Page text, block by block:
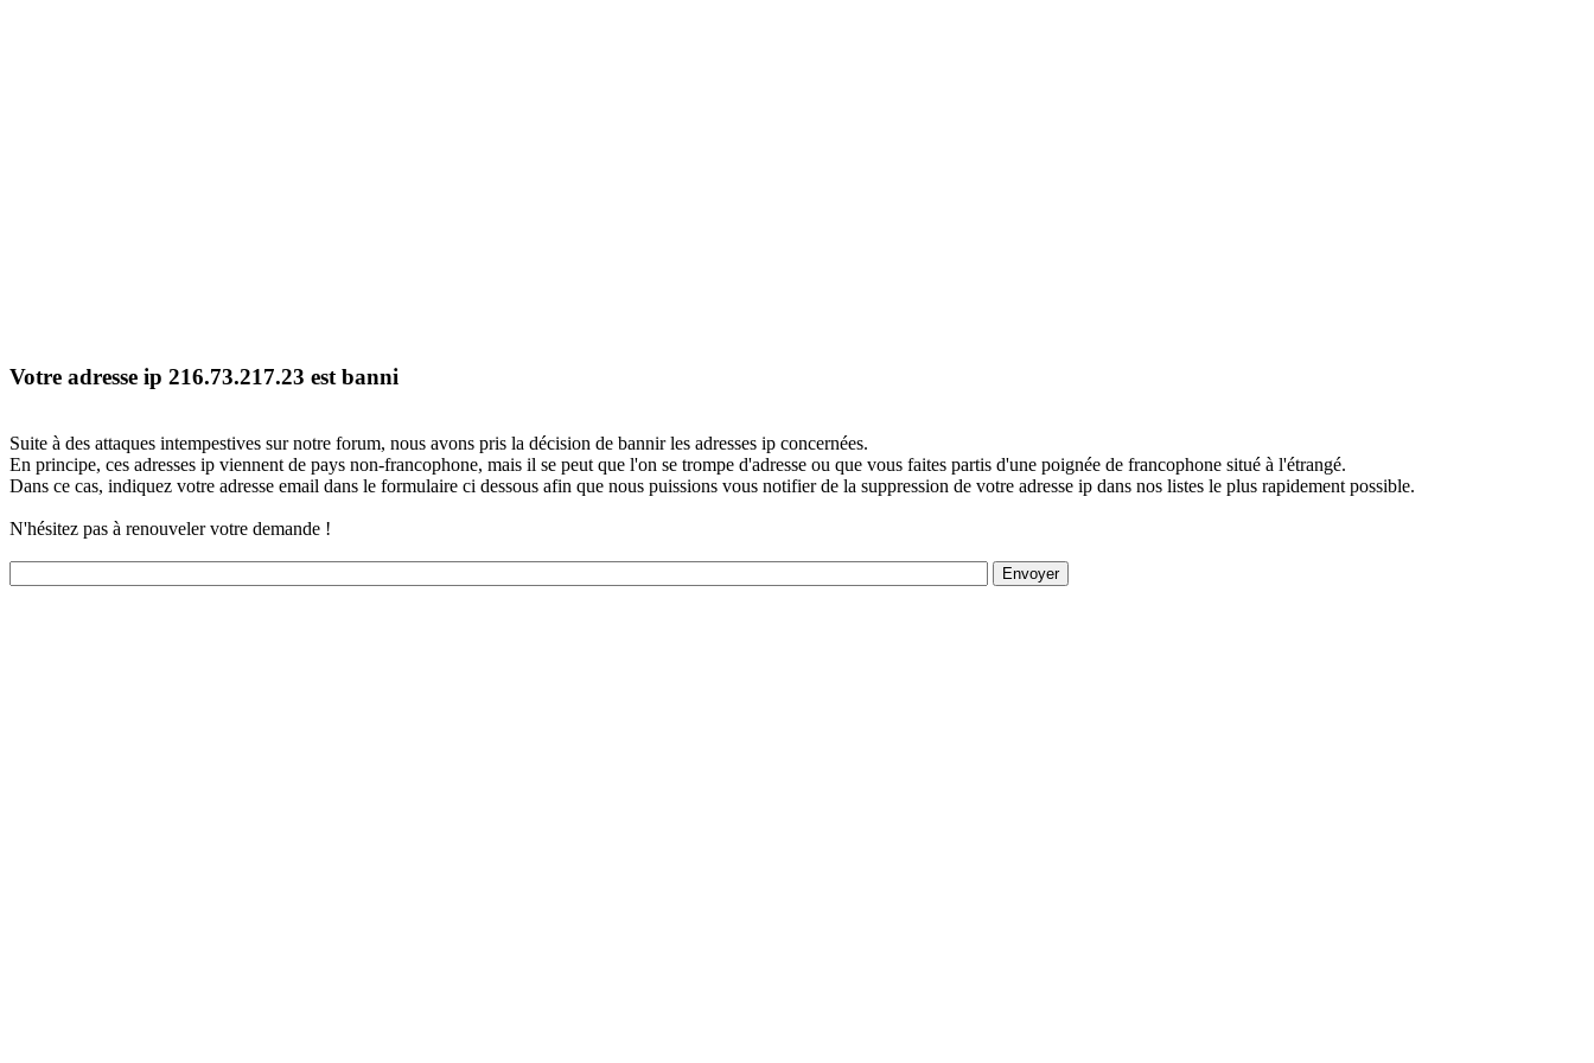
Votre adresse ip 216.73.217.23 est banni
Suite à des attaques intempestives sur notre forum, nous avons pris la décision de bannir les adresses ip concernées.
En principe, ces adresses ip viennent de pays non-francophone, mais il se peut que l'on se trompe d'adresse ou que vous faites partis d'une poignée de francophone situé à l'étrangé.
Dans ce cas, indiquez votre adresse email dans le formulaire ci dessous afin que nous puissions vous notifier de la suppression de votre adresse ip dans nos listes le plus rapidement possible.
N'hésitez pas à renouveler votre demande !